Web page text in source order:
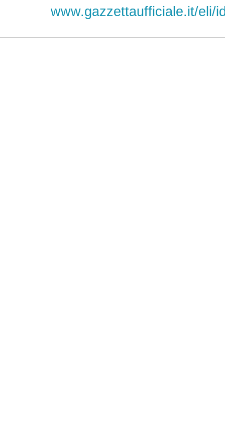
www.gazzettaufficiale.it/eli/